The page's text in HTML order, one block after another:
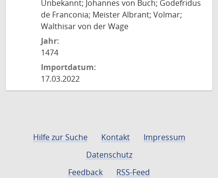
Unbekannt; Johannes von Buch; Godefridus
de Franconia; Meister Albrant; Volmar;
Walthisar von der Wage
Jahr:
1474
Importdatum:
17.03.2022
Hilfe zur Suche Kontakt
Impressum
Datenschutz
Feedback
RSS-Feed